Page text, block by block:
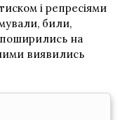
і репресіями
били,
на
виявились